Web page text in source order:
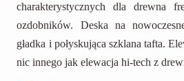
charakterystycznych dla drewna
ozdobników. Deska na
gładka i połyskująca szklana tafta.
nic innego jak elewacja hi-tech z